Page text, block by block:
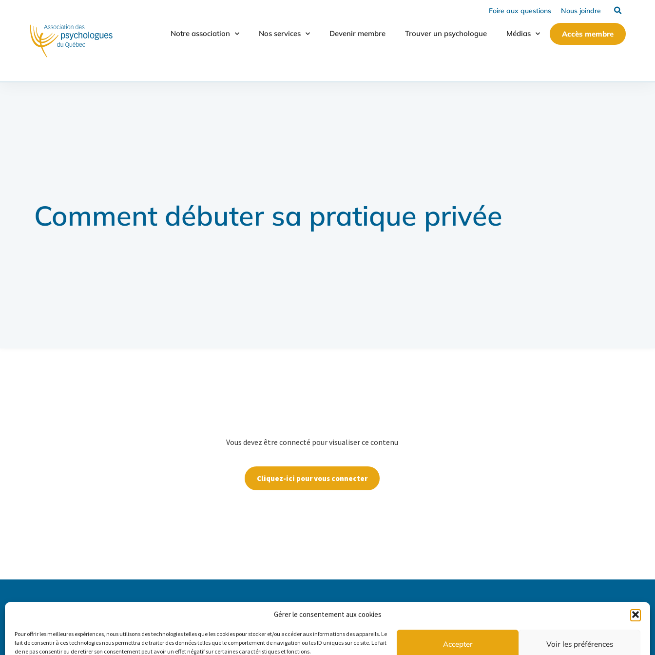
Gérer le consentement aux cookies
Pour offrir les meilleures expériences, nous utilisons des technologies telles que les cookies pour stocker et/ou accéder aux informations des appareils. Le
fait de consentir à ces technologies nous permettra de traiter des données telles que le comportement de navigation ou les ID uniques sur ce site. Le fait
de ne pas consentir ou de retirer son consentement peut avoir un effet négatif sur certaines caractéristiques et fonctions.
Accepter Voir les préférences
Foire aux questions Nous joindre
Notre association Nos services Devenir membre Trouver un psychologue Médias Accès membre
Comment débuter sa pratique privée
Vous devez être connecté pour visualiser ce contenu
Cliquez-ici pour vous connecter
Contactez-nous
2030, boul. Pie-IX, bureau 403
Montréal (Québec) H1V 2C8